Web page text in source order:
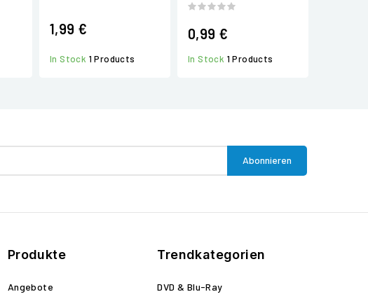
1,99 €
In Stock 1 Products
0,99 €
In Stock 1 Products
Produkte
Angebote
Trendkategorien
DVD & Blu-Ray